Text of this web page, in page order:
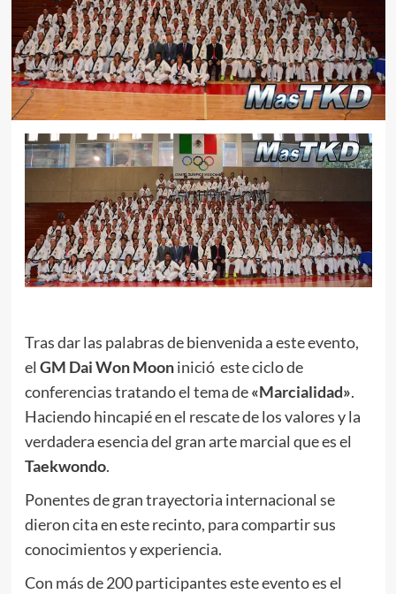
Tras dar las palabras de bienvenida a este evento,
el GM Dai Won Mooninició este ciclo de
conferencias tratando el tema de«Marcialidad».
Haciendo hincapié en el rescate de los valores y la
verdadera esencia del gran arte marcial que es el
Taekwondo.
Ponentes de gran trayectoria internacional se
dieron cita en este recinto, para compartir sus
conocimientos y experiencia.
Con más de 200 participantes este evento es el